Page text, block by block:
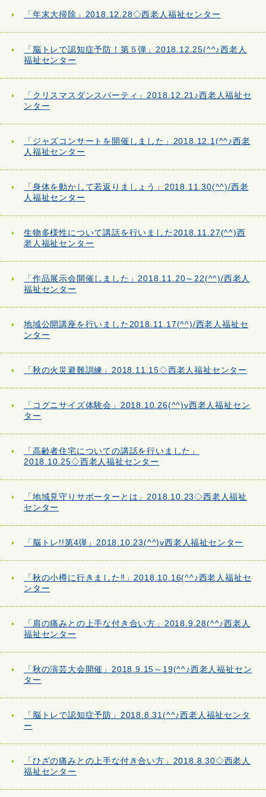
「年末大掃除」2018.12.28◇西老人福祉センター
「脳トレで認知症予防！第５弾」2018.12.25(^^♪西老人
福祉センター
「クリスマスダンスパーティ」2018.12.21♪西老人福祉セ
ンター
「ジャズコンサートを開催しました」2018.12.1(^^♪西老
人福祉センター
「身体を動かして若返りましょう」2018.11.30(^^)/西老
人福祉センター
生物多様性について講話を行いました2018.11.27(^^)西
老人福祉センター
「作品展示会開催しました」2018.11.20～22(^^)/西老人
福祉センター
地域公開講座を行いました2018.11.17(^^)/西老人福祉セ
ンター
「秋の火災避難訓練」2018.11.15◇西老人福祉センター
「コグニサイズ体験会」2018.10.26(^^)v西老人福祉セン
ター
「高齢者住宅についての講話を行いました」
2018.10.25◇西老人福祉センター
「地域見守りサポーターとは」2018.10.23◇西老人福祉
センター
「脳トレ!!第4弾」2018.10.23(^^)v西老人福祉センター
「秋の小樽に行きました‼」2018.10.16(^^♪西老人福祉セ
ンター
「肩の痛みとの上手な付き合い方」2018.9.28(^^♪西老人
福祉センター
「秋の演芸大会開催」2018.9.15～19(^^♪西老人福祉セン
ター
「脳トレで認知症予防」2018.8.31(^^♪西老人福祉センタ
ー
「ひざの痛みとの上手な付き合い方」2018.8.30◇西老人
福祉センター